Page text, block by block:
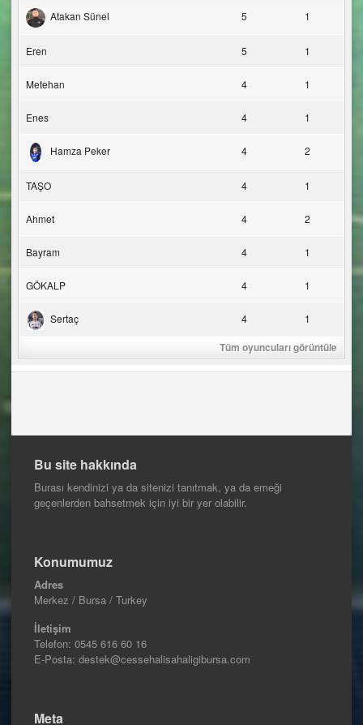
Atakan Sünel 5 1
Eren 5 1
Metehan 4 1
Enes 4 1
Hamza Peker 4 2
TAŞO 4 1
Ahmet 4 2
Bayram 4 1
GÖKALP 4 1
Sertaç 4 1
Tüm oyuncuları görüntüle
Bu site hakkında
Burası kendinizi ya da sitenizi tanıtmak, ya da emeği
geçenlerden bahsetmek için iyi bir yer olabilir.
Konumumuz
Adres
Merkez / Bursa / Turkey
İletişim
Telefon: 0545 616 60 16
E-Posta: destek@cessehalisahaligibursa.com
Meta